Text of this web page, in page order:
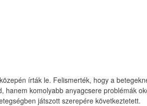
írták le. Felismerték, hogy a
komolyabb anyagcsere problémák
játszott szerepére következtetett.